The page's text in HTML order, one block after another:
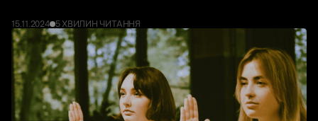
15. 11 2024 5 ХВИЛИН ЧИТАННЯ